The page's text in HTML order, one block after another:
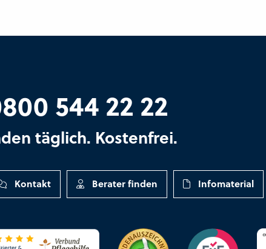
544 22 22
täglich. Kostenfrei.
Kontakt Berater finden Infomaterial